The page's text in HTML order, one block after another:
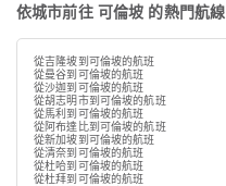
依城市前往 可倫坡 的熱門航線
從吉隆坡到可倫坡的航班
從曼谷到可倫坡的航班
從沙迦到可倫坡的航班
從胡志明市到可倫坡的航班
從馬利到可倫坡的航班
從阿布達比到可倫坡的航班
從新加坡到可倫坡的航班
從清奈到可倫坡的航班
從杜哈到可倫坡的航班
從杜拜到可倫坡的航班